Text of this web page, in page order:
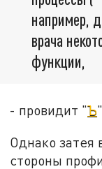
например,
врача
функции,
- провидит "Ъ
Однако затея
стороны